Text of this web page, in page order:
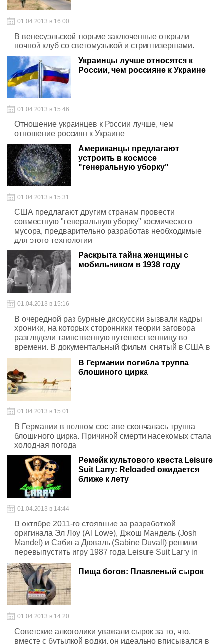
01.04.2013 в 16:00
В венесуэльской тюрьме заключенные открыли
ночной клуб со светомузыкой и стриптизершами.
Украинцы лучше относятся к
России, чем россияне к Украине
01.04.2013 в 15:46
Отношение украинцев к России лучше, чем
отношение россиян к Украине
Американцы предлагают
устроить в космосе
"генеральную уборку"
01.04.2013 в 15:31
США предлагают другим странам провести
совместную "генеральную уборку" космического
мусора, предварительно разработав необходимые
для этого технологии
Раскрыта тайна женщины с
мобильником в 1938 году
01.04.2013 в 15:16
В очередной раз бурные дискуссии вызвали кадры
хроники, на которых сторонники теории заговора
разглядели таинственную путешественницу во
времени. В документальный фильм, снятый в США в
1938 году, попала молодая женщина, которая
оживленно говорит, прижав к уху предмет, похожий на
мобильный телефон.
В Германии погибла труппа
блошиного цирка
01.04.2013 в 15:01
В Германии в полном составе скончалась труппа
блошиного цирка. Причиной смерти насекомых стала
холодная погода
Ремейк культового квеста Leisure
Suit Larry: Reloaded ожидается
ближе к лету
01.04.2013 в 14:44
В октябре 2011-го стоявшие за разработкой
оригинала Эл Лоу (Al Lowe), Джош Мандель (Josh
Mandel) и Сабина Дюваль (Sabine Duvall) решили
перевыпустить игру 1987 года Leisure Suit Larry in
Land of the Lounge Lizards.
Пища богов: Плавленый сырок
01.04.2013 в 14:20
Советские алкоголики уважали сырок за то, что,
вместе с бутылкой водки, он идеально вписывался в